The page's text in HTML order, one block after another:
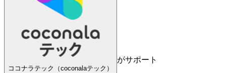
ココナラテック（coconalaテック）
がサポート